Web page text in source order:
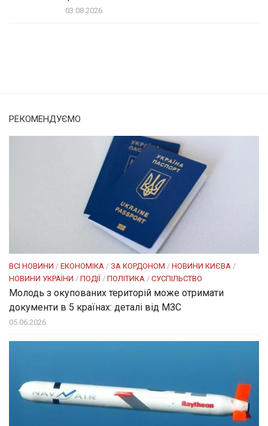
03.08.2026
РЕКОМЕНДУЄМО
ВСІ НОВИНИ / ЕКОНОМІКА / ЗА КОРДОНОМ / НОВИНИ КИЄВА /
НОВИНИ УКРАЇНИ / ПОДІЇ / ПОЛІТИКА / СУСПІЛЬСТВО
Молодь з окупованих територій може отримати
документи в 5 країнах: деталі від МЗС
05.06.2026